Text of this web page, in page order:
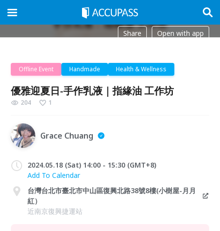
Share Open with app
Offline Event Handmade Health & Wellness
優雅迎夏日-手作乳液｜指緣油 工作坊
204 1
Grace Chuang
2024.05.18 (Sat) 14:00 - 15:30 (GMT+8)
Add To Calendar
台灣台北市臺北市中山區復興北路38號8樓(小樹屋-月月
紅）
近南京復興捷運站